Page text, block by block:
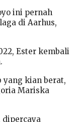
ini pernah
di Aarhus,
Ester kembali
yang kian berat,
Mariska
dipercaya